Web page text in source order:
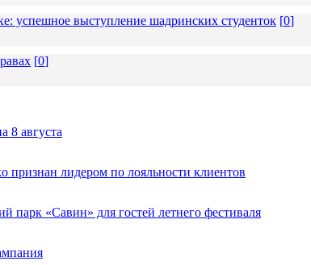
успешное выступление шадринских студенток [0]
[0]
8 августа
лидером по лояльности клиентов
«Савин» для гостей летнего фестиваля